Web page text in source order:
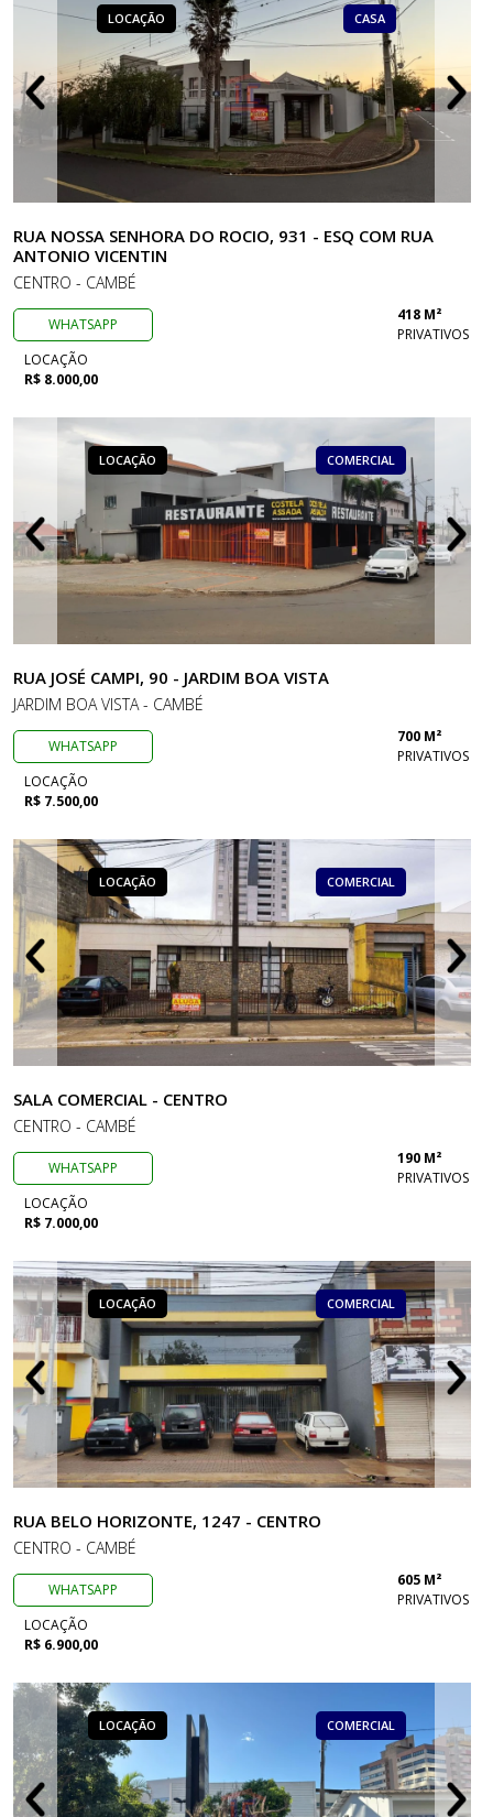
LOCAÇÃO CASA
RUA NOSSA SENHORA DO ROCIO, 931 - ESQ COM RUA
ANTONIO VICENTIN
CENTRO - CAMBÉ
WHATSAPP
418 M²
PRIVATIVOS
LOCAÇÃO
R$ 8.000,00
LOCAÇÃO COMERCIAL
RUA JOSÉ CAMPI, 90 - JARDIM BOA VISTA
JARDIM BOA VISTA - CAMBÉ
WHATSAPP
700 M²
PRIVATIVOS
LOCAÇÃO
R$ 7.500,00
LOCAÇÃO COMERCIAL
SALA COMERCIAL - CENTRO
CENTRO - CAMBÉ
WHATSAPP
190 M²
PRIVATIVOS
LOCAÇÃO
R$ 7.000,00
LOCAÇÃO COMERCIAL
RUA BELO HORIZONTE, 1247 - CENTRO
CENTRO - CAMBÉ
WHATSAPP
605 M²
PRIVATIVOS
LOCAÇÃO
R$ 6.900,00
LOCAÇÃO COMERCIAL